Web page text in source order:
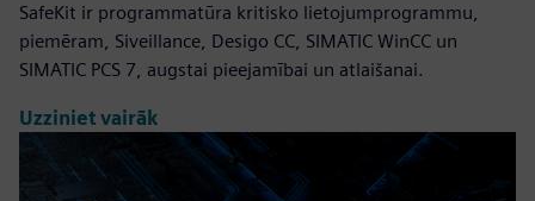
SafeKit ir programmatūra kritisko lietojumprogrammu,
piemēram, Siveillance, Desigo CC, SIMATIC WinCC un
SIMATIC PCS 7, augstai pieejamībai un atlaišanai.
Uzziniet vairāk